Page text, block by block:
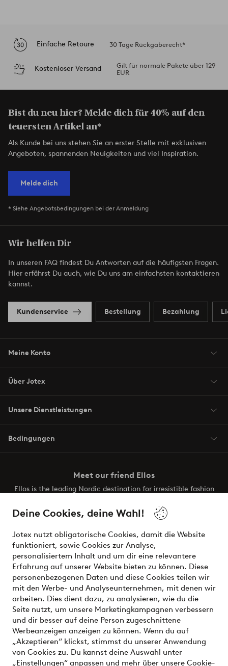
Deine Cookies, deine Wahl!
Jotex nutzt obligatorische Cookies, damit die Website
funktioniert, sowie Cookies zur Analyse,
personalisiertem Inhalt und um dir eine relevantere
Erfahrung auf unserer Website bieten zu können. Diese
personenbezogenen Daten und diese Cookies teilen wir
mit den Werbe- und Analyseunternehmen, mit denen wir
arbeiten. Dies dient dazu, zu analysieren, wie du die
Seite nutzt, um unsere Marketingkampagnen verbessern
und dir besser auf deine Person zugeschnittene
Werbeanzeigen anzeigen zu können. Wenn du auf
„Akzeptieren“ klickst, stimmst du unserer Anwendung
von Cookies zu. Du kannst deine Auswahl unter
„Einstellungen“ anpassen und mehr über unsere Cookie-
Einfache Retoure 30 Tage Rückgaberecht*
Kostenloser Versand
Gilt für normale Pakete über 129
EUR
Bist du neu hier? Melde dich für 40% auf den
teuersten Artikel an*
Als Kunde bei uns stehen Sie an erster Stelle mit exklusiven
Angeboten, spannenden Neuigkeiten und viel Inspiration.
Melde dich
* Siehe Angebotsbedingungen bei der Anmeldung
Wir helfen Dir
In unseren FAQ findest Du Antworten auf die häufigsten Fragen.
Hier erfährst Du auch, wie Du uns am einfachsten kontaktieren
kannst.
Kundenservice Bestellung Bezahlung
Meine Konto
Über Jotex
Unsere Dienstleistungen
Bedingungen
Meet our friend Ellos
Ellos is the leading Nordic destination for irresistible fashion
the latest trends, curated to make finding your next look
effortless. It’s all here.
Visit Ellos
Sichere Zahlungen - Jetzt bezahlen oder aufteilen
Möchtest du mehr über unsere
Zahlungsmöglichkeitenerfahren?